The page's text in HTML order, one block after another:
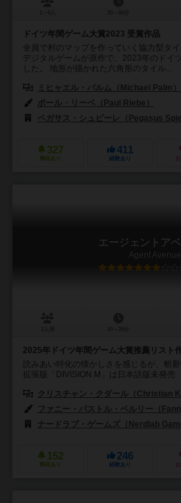
ドイツ年間ゲーム大賞2023 受賞作品
全員で村のマップを作っていく協力型タ
デジタルゲームが原作で、2023年のドイ
した。 地形が描かれた六角形のタイル...
ミヒャエル・パルム（Michael Palm）
ポール・リーベ（Paul Riebe）
ペガサス・シュピーレ（Pegasus
327
興味あり
411
経験あり
エージェントア
Agent Avenue
2025年ドイツ年間ゲーム大賞推薦リスト作
読みあい特化の懐かしさを感じるが、斬
拡張版「DIVISION M」は日本語版未発売
クリスチャン・クダール（Christian
ファニー・パストル・ベルリー（
ナードラブ・ゲームズ（Nerdlab
152
興味あり
246
経験あり